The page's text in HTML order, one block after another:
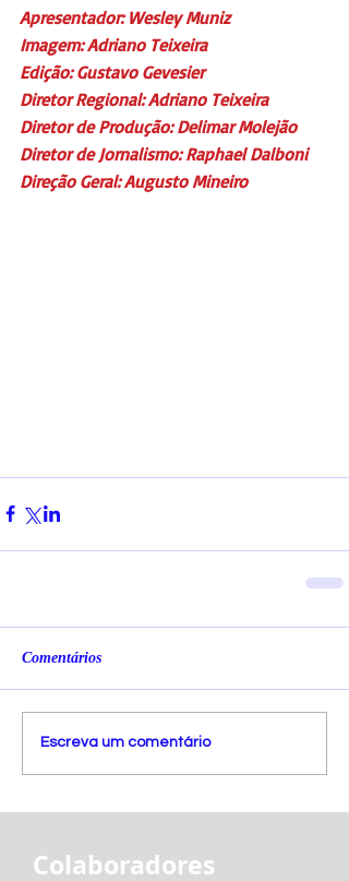
Apresentador: Wesley Muniz
Imagem: Adriano Teixeira
Edição: Gustavo Gevesier
Diretor Regional: Adriano Teixeira
Diretor de Produção: Delimar Molejão
Diretor de Jornalismo: Raphael Dalboni
Direção Geral: Augusto Mineiro
Comentários
Escreva um comentário
Colaboradores